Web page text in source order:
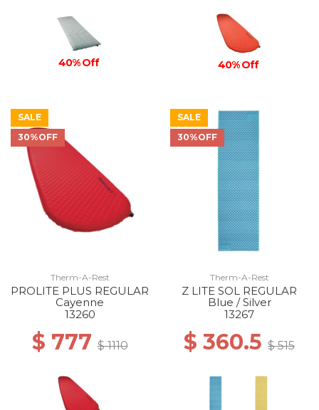
40% Off 40% Off
SALE
30%OFF
Therm-A-Rest
PROLITE PLUS REGULAR
Cayenne
13260
$ 777$ 1110
SALE
30%OFF
Therm-A-Rest
Z LITE SOL REGULAR
Blue / Silver
13267
$ 360.5 $ 515